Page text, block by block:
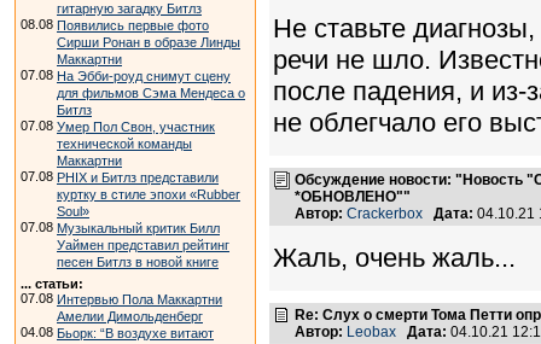
гитарную загадку Битлз
08.08 Появились первые фото
Сирши Ронан в образе Линды
Маккартни
07.08 На Эбби-роуд снимут сцену
для фильмов Сэма Мендеса о
Битлз
07.08 Умер Пол Свон, участник
технической команды
Маккартни
07.08 PHIX и Битлз представили
куртку в стиле эпохи «Rubber
Soul»
07.08 Музыкальный критик Билл
Уаймен представил рейтинг
песен Битлз в новой книге
... статьи:
07.08 Интервью Пола Маккартни
Амелии Димольденберг
04.08 Бьорк: “В воздухе витают
Не ставьте
речи не шло.
после падения, и из-
не облегчало его
Обсуждение новости: "Новость
*ОБНОВЛЕНО""
Автор: Crackerbox Дата:
Жаль, очень жаль...
Re: Слух о смерти Тома Петти
Автор: Leobax Дата: 04.10.21